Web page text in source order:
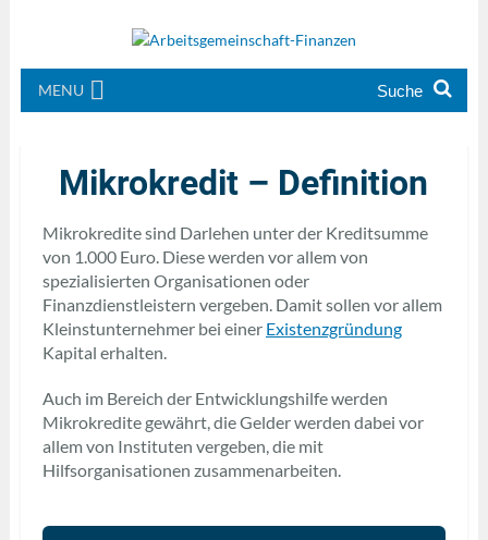
MENU
Mikrokredit – Definition
Mikrokredite sind Darlehen unter der Kreditsumme
von 1.000 Euro. Diese werden vor allem von
spezialisierten Organisationen oder
Finanzdienstleistern vergeben. Damit sollen vor allem
Kleinstunternehmer bei einer Existenzgründung
Kapital erhalten.
Auch im Bereich der Entwicklungshilfe werden
Mikrokredite gewährt, die Gelder werden dabei vor
allem von Instituten vergeben, die mit
Hilfsorganisationen zusammenarbeiten.